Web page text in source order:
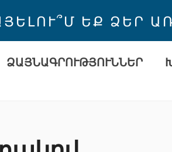
ԵՔ ՁԵՐ
ՁԱՅՆԱԳՐՈՒԹՅՈՒՆՆԵՐ